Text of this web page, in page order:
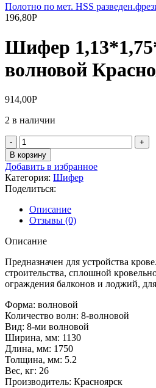
Полотно по мет. HSS
196,80Р
Шифер
волновой
914,00Р
2 в наличии
Количество
товара
Шифер
1,13*1,75*5,2
8-
волновой
Красноярск
В корзину
Добавить в избранное
Категория: Шифер
Поделиться:
Описание
Отзывы (0)
Описание
Предназначен для устройства
строительства, сплошной
ограждения балконов и лоджий,
Форма: волновой
Количество волн: 8-волновой
Вид: 8-ми волновой
Ширина, мм: 1130
Длина, мм: 1750
Толщина, мм: 5.2
Вес, кг: 26
Производитель: Красноярск